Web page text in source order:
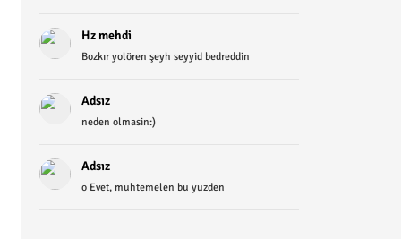
Hz mehdi
Bozkır yolören şeyh seyyid bedreddin
Adsız
neden olmasin:)
Adsız
o Evet, muhtemelen bu yuzden